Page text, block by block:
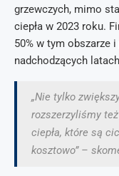
grzewczych, mimo
ciepła w 2023 roku.
50% w tym obszarze
nadchodzących
„Nie tylko
rozszerzyliśmy
ciepła, które są
kosztowo” –